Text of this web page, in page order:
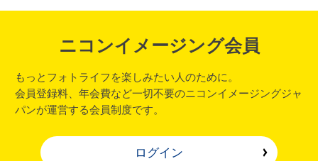
ニコンイメージング会員
もっとフォトライフを楽しみたい人のために。
会員登録料、年会費など一切不要のニコンイメージングジャ
パンが運営する会員制度です。
ログイン